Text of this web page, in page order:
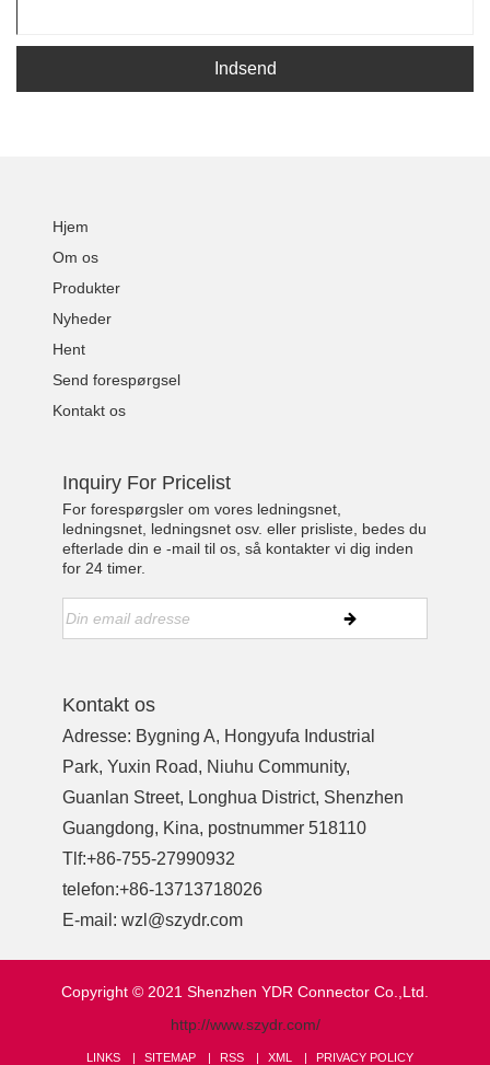
Indsend
Hjem
Om os
Produkter
Nyheder
Hent
Send forespørgsel
Kontakt os
Inquiry For Pricelist
For forespørgsler om vores ledningsnet,
ledningsnet, ledningsnet osv. eller prisliste, bedes du
efterlade din e -mail til os, så kontakter vi dig inden
for 24 timer.
Kontakt os
Adresse: Bygning A, Hongyufa Industrial
Park, Yuxin Road, Niuhu Community,
Guanlan Street, Longhua District, Shenzhen
Guangdong, Kina, postnummer 518110
Tlf:+86-755-27990932
telefon:+86-13713718026
E-mail:wzl@szydr.com
Copyright © 2021 Shenzhen YDR Connector Co.,Ltd.
http://www.szydr.com/
LINKS SITEMAP RSS XML PRIVACY POLICY